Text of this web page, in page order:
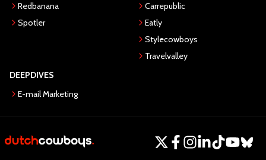
Redbanana
Spotler
Carrepublic
Eatly
Stylecowboys
Travelvalley
DEEPDIVES
E-mail Marketing